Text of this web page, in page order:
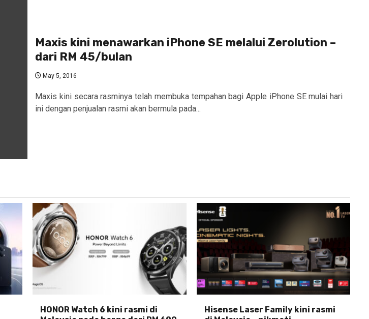
Maxis kini menawarkan iPhone SE melalui Zerolution –
dari RM 45/bulan
May 5, 2016
Maxis kini secara rasminya telah membuka tempahan bagi Apple iPhone SE mulai hari
ini dengan penjualan rasmi akan bermula pada...
HONOR Watch 6 kini rasmi di
Hisense Laser Family kini rasmi